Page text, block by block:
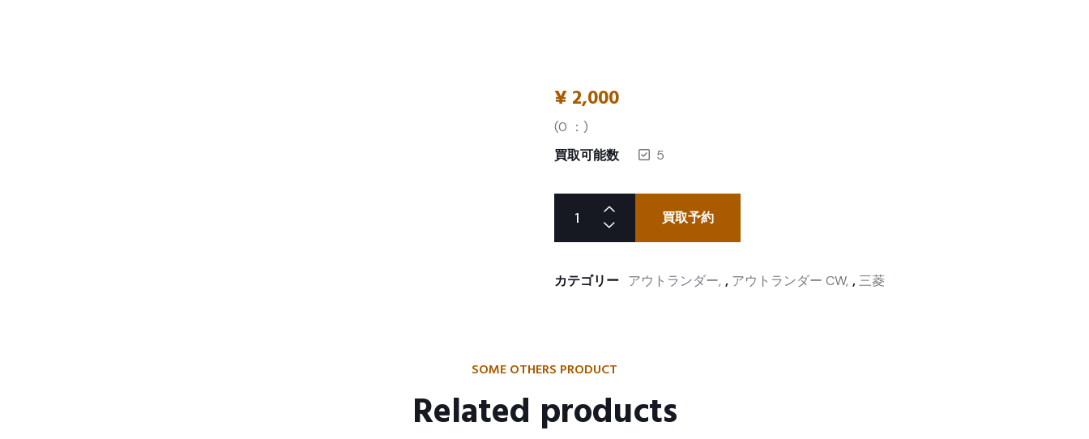
¥ 2,000
(0 ：)
買取可能数
5
買取予約
カテゴリー アウトランダー , アウトランダー CW ,三菱
SOME OTHERS PRODUCT
Related products